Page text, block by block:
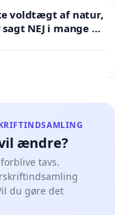
at DPU,
impressively
researcher,
and public
ideology and
monograph in
af natur,
NEJ i mange år.
ændre?
tavs.
du gøre det